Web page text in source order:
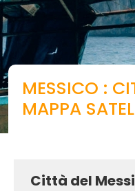
MESSICO :
MAPPA
Città del